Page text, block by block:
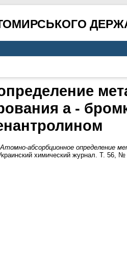
а -
Атомно-абсорбционное определение
химический журнал. Т. 56, №